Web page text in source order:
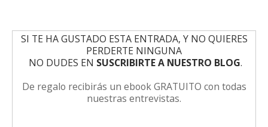
SI TE HA GUSTADO ESTA ENTRADA, Y NO QUIERES
PERDERTE NINGUNA
NO DUDES EN SUSCRIBIRTE A NUESTRO BLOG.
De regalo recibirás un ebook GRATUITO con todas
nuestras entrevistas.